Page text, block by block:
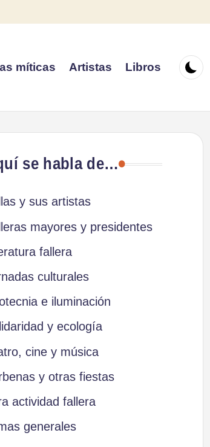
míticas Artistas Libros
se habla de…
y sus artistas
mayores y presidentes
fallera
culturales
e iluminación
y ecología
cine y música
y otras fiestas
actividad fallera
generales